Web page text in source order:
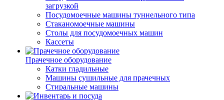
загрузкой
Посудомоечные машины туннельного типа
Стаканомоечные машины
Столы для посудомоечных машин
Кассеты
Прачечное оборудование
Катки гладильные
Машины сушильные для прачечных
Стиральные машины